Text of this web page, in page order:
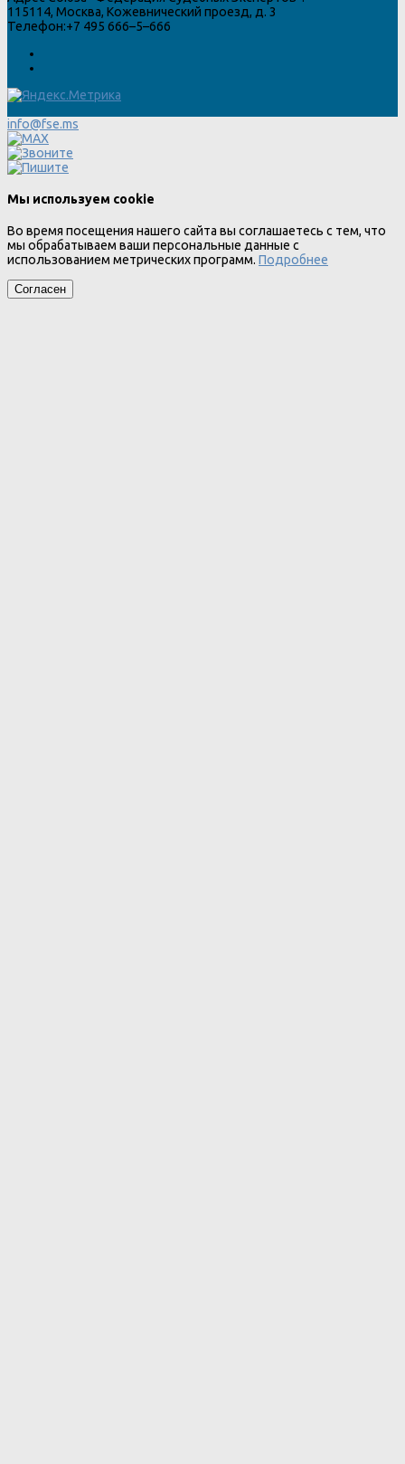
115114, Москва, Кожевнический проезд, д. 3
Телефон:+7 495 666–5–666
info@fse.ms
Мы используем cookie
Во время посещения нашего сайта вы соглашаетесь с тем, что
мы обрабатываем ваши персональные данные с
использованием метрических программ. Подробнее
Согласен